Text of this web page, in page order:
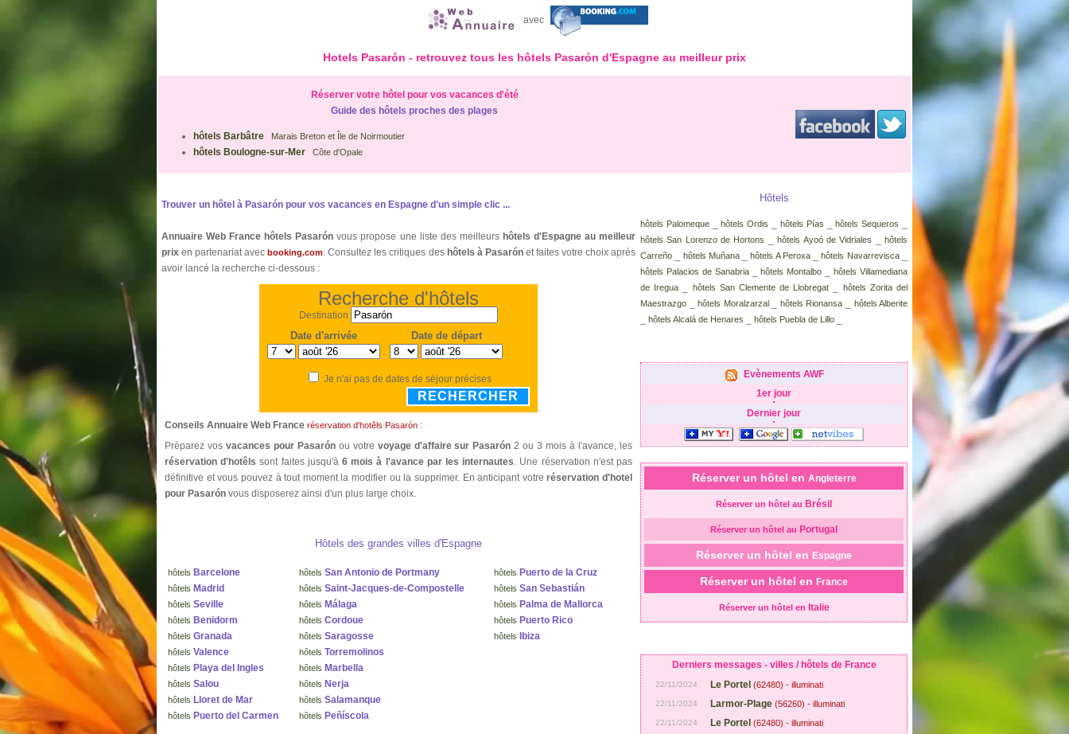
avec
Hotels Pasarón - retrouvez tous les hôtels Pasarón d'Espagne au meilleur prix
Réserver votre hôtel pour vos vacances d'été
Guide des hôtels proches des plages
hôtels Barbâtre Marais Breton et Île de Noirmoutier
hôtels Boulogne-sur-Mer Côte d'Opale
Trouver un hôtel à Pasarón pour vos vacances en Espagne d'un simple clic ...
Annuaire Web France hôtels Pasarón vous propose une liste des meilleurs hôtels d'Espagne au meilleur
prixen partenariat avecbooking.com. Consultez les critiques des hôtels à Pasarónet faites votre choix après
avoir lancé la recherche ci-dessous :
Recherche d'hôtels
Destination
Date d'arrivée Date de départ
Je n'ai pas de dates de séjour précises
RECHERCHER
Conseils Annuaire Web France réservation d'hotêls Pasarón :
Préparez vos vacances pour Pasarón ou votre voyage d'affaire sur Pasarón2 ou 3 mois à l'avance, les
réservation d'hotêls sont faites jusqu'à6 mois à l'avance par les internautes. Une réservation n'est pas
définitive et vous pouvez à tout moment la modifier ou la supprimer. En anticipant votreréservation d'hotel
pour Pasarón vous disposerez ainsi d'un plus large choix.
Hôtels des grandes villes d'Espagne
hôtels Barcelone
hôtels Madrid
hôtels Seville
hôtels Benidorm
hôtels Granada
hôtels Valence
hôtels Playa del Ingles
hôtels Salou
hôtels Lloret de Mar
hôtels Puerto del Carmen
hôtels San Antonio de Portmany
hôtels Saint-Jacques-de-Compostelle
hôtels Málaga
hôtels Cordoue
hôtels Saragosse
hôtels Torremolinos
hôtels Marbella
hôtels Nerja
hôtels Salamanque
hôtels Peñíscola
hôtels Puerto de la Cruz
hôtels San Sebastián
hôtels Palma de Mallorca
hôtels Puerto Rico
hôtels Ibiza
Hôtels
hôtels Palomeque_hôtels Ordis hôtels Pías _hôtels Sequeros
hôtels San Lorenzo de Hortons _hôtels Ayoó de Vidriales _hôtels
Carreño
hôtels Muñana_hôtels A Peroxa_hôtels Navarrevisca_
hôtels Palacios de Sanabria_hôtels Montalbo _hôtels Villamediana
de Iregua
hôtels San Clemente de Llobregat
hôtels Zorita del
Maestrazgo _hôtels Moralzarzal_ hôtels Rionansa hôtels Alberite
hôtels Alcalá de Henares hôtels Puebla de Lillo
Evènements AWF
1er jour
Dernier jour
Réserver un hôtel en Angleterre
Réserver un hôtel au Brésil
Réserver un hôtel au Portugal
Réserver un hôtel en Espagne
Réserver un hôtel en France
Réserver un hôtel en Italie
Derniers messages - villes / hôtels de France
22/11/2024 Le Portel (62480) - illuminati
22/11/2024 Larmor-Plage (56260) - illuminati
22/11/2024 Le Portel (62480) - illuminati